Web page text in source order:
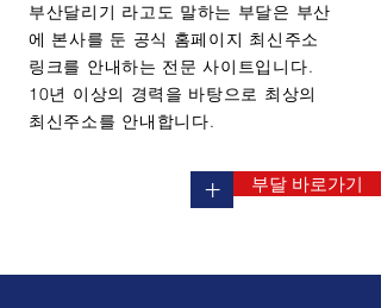
부산달리기 라고도 말하는 부달은 부산
에 본사를 둔 공식 홈페이지 최신주소
링크를 안내하는 전문 사이트입니다.
10년 이상의 경력을 바탕으로 최상의
최신주소를 안내합니다.
+ 부달 바로가기